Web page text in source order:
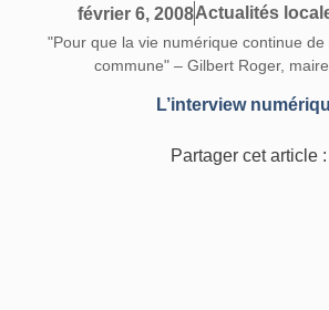
février 6, 2008Actualités
"Pour que la vie numérique continue de
commune" – Gilbert Roger,
L’interview
Partager cet article :